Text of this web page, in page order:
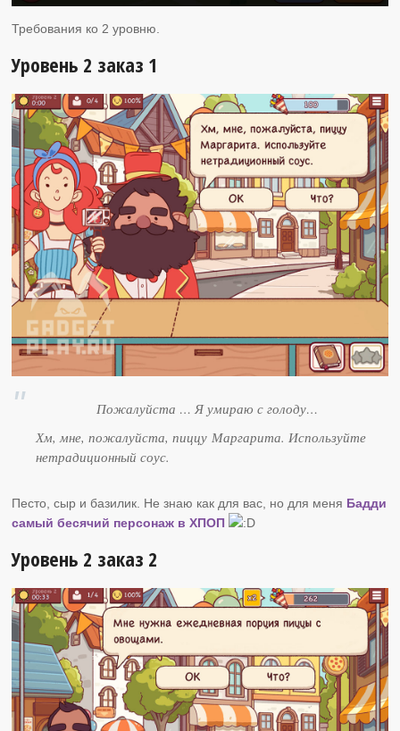
Требования ко 2 уровню.
Уровень 2 заказ 1
Пожалуйста … Я умираю с голоду…
Хм, мне, пожалуйста, пиццу Маргарита. Используйте
нетрадиционный соус.
Песто, сыр и базилик. Не знаю как для вас, но для меня Бадди
самый бесячий персонаж в ХПОП
Уровень 2 заказ 2